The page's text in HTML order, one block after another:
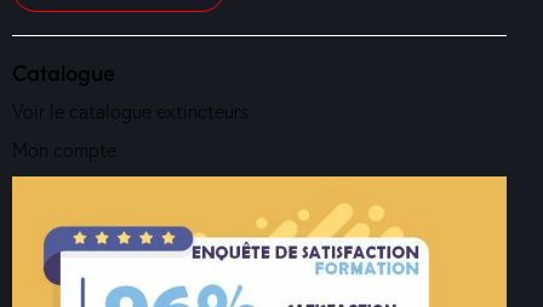
Catalogue
Voir le catalogue extincteurs
Mon compte